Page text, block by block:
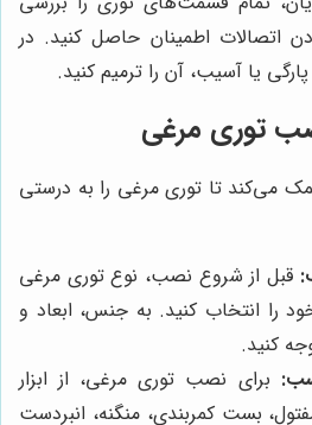
اتصالات اطمینان حاصل کنید. در
یا آسیب، آن را ترمیم کنید.
توری مرغی
می‌کند تا توری مرغی را به درستی
قبل از شروع نصب، نوع توری مرغی
را انتخاب کنید. به جنس، ابعاد و
کنید.
برای نصب توری مرغی، از ابزار
بست کمربندی، منگنه، انبردست